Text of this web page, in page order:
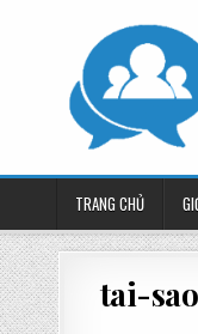
TRANG CHỦ
tai-